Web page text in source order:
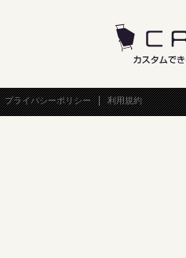
プライバシーポリシー 利用規約